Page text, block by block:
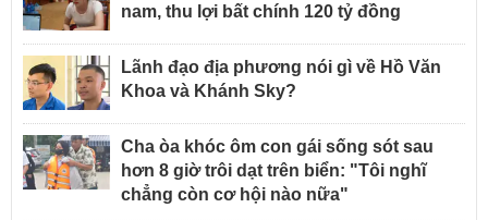
nam, thu lợi bất chính 120 tỷ đồng
Lãnh đạo địa phương nói gì về Hồ Văn
Khoa và Khánh Sky?
Cha òa khóc ôm con gái sống sót sau
hơn 8 giờ trôi dạt trên biển: "Tôi nghĩ
chẳng còn cơ hội nào nữa"